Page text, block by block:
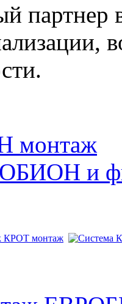
партнер